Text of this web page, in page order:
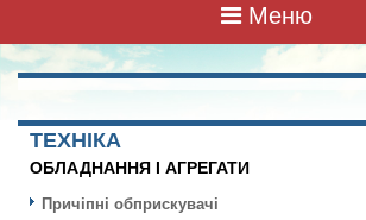
Меню
ТЕХНIКА
ОБЛАДНАННЯ І АГРЕГАТИ
Причіпні обприскувачі